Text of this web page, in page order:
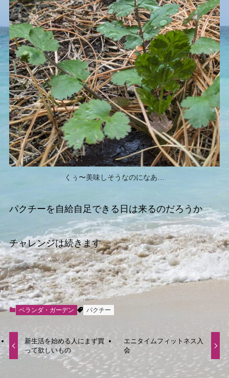
くぅ〜美味しそうなのになあ…
パクチーを自給自足できる日は来るのだろうか
チャレンジは続きます
ベランダ・ガーデン パクチー
新生活を始める人にまず買
って欲しいもの
エニタイムフィットネス入
会